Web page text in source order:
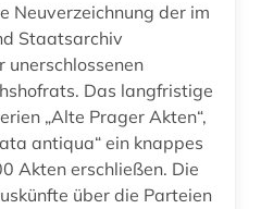
deutschland bundestag (1)
recht (1)
deutschland. bundesarbeitsgericht (1)
deutschland. bundesrat (1)
deutschland. bundeswehr (1)
Neuverzeichnung der im
Staatsarchiv
Das langfristige
„Alte Prager Akten“,
antiqua“ ein knappes
Akten erschließen. Die
über die Parteien